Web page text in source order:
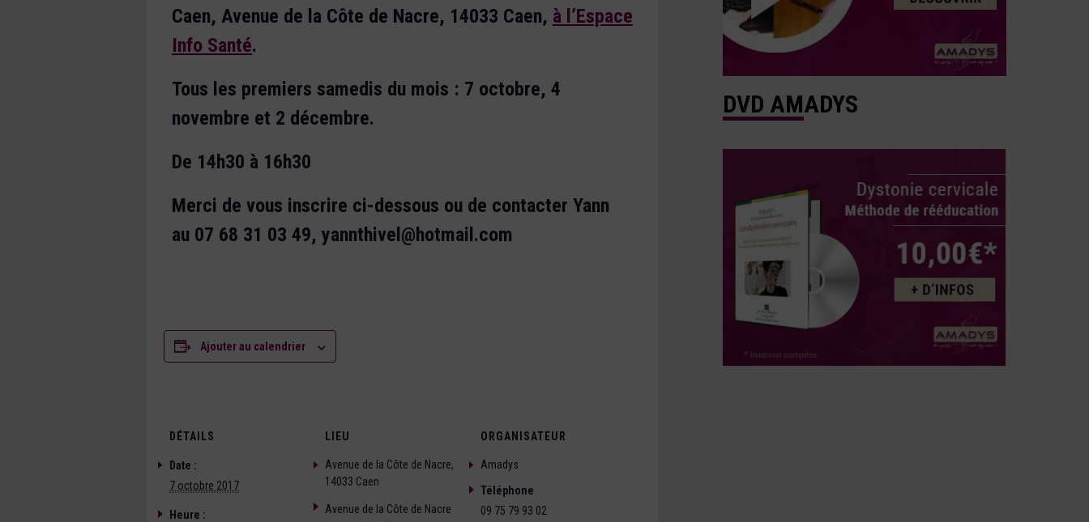
Caen, Avenue de la Côte de Nacre, 14033 Caen, à l’Espace
Info Santé.
Tous les premiers samedis du mois : 7 octobre, 4
novembre et 2 décembre.
De 14h30 à 16h30
Merci de vous inscrire ci-dessous ou de contacter Yann
au 07 68 31 03 49, yannthivel@hotmail.com
Ajouter au calendrier
DÉTAILS
Date :
7 octobre 2017
Heure :
LIEU
Avenue de la Côte de Nacre,
14033 Caen
Avenue de la Côte de Nacre
ORGANISATEUR
Amadys
Téléphone
09 75 79 93 02
DVD AMADYS